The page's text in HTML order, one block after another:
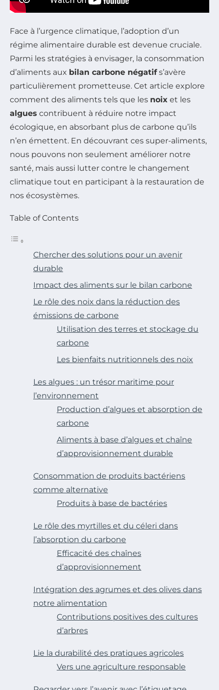
Face à l’urgence climatique, l’adoption d’un
régime alimentaire durable est devenue cruciale.
Parmi les stratégies à envisager, la consommation
d’aliments aux bilan carbone négatifs’avère
particulièrement prometteuse. Cet article explore
comment des aliments tels que les noix et les
algues contribuent à réduire notre impact
écologique, en absorbant plus de carbone qu’ils
n’en émettent. En découvrant ces super-aliments,
nous pouvons non seulement améliorer notre
santé, mais aussi lutter contre le changement
climatique tout en participant à la restauration de
nos écosystèmes.
Table of Contents
Chercher des solutions pour un avenir
durable
Impact des aliments sur le bilan carbone
Le rôle des noix dans la réduction des
émissions de carbone
Utilisation des terres et stockage du
carbone
Les bienfaits nutritionnels des noix
Les algues : un trésor maritime pour
l’environnement
Production d’algues et absorption de
carbone
Aliments à base d’algues et chaîne
d’approvisionnement durable
Consommation de produits bactériens
comme alternative
Produits à base de bactéries
Le rôle des myrtilles et du céleri dans
l’absorption du carbone
Efficacité des chaînes
d’approvisionnement
Intégration des agrumes et des olives dans
notre alimentation
Contributions positives des cultures
d’arbres
Lie la durabilité des pratiques agricoles
Vers une agriculture responsable